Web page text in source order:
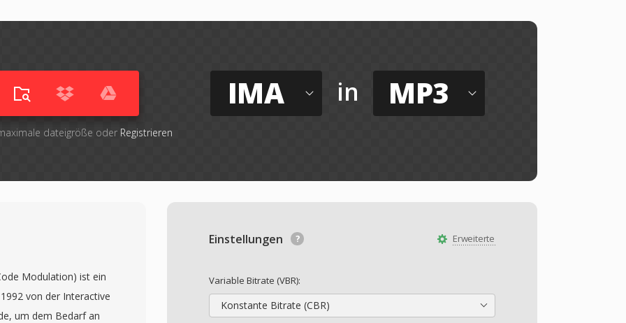
dateigröße oder Registrieren
IMA in MP3
Erweiterte
Einstellungen
Variable Bitrate (VBR):
Konstante Bitrate (CBR)
Modulation) ist ein
von der Interactive
um dem Bedarf an